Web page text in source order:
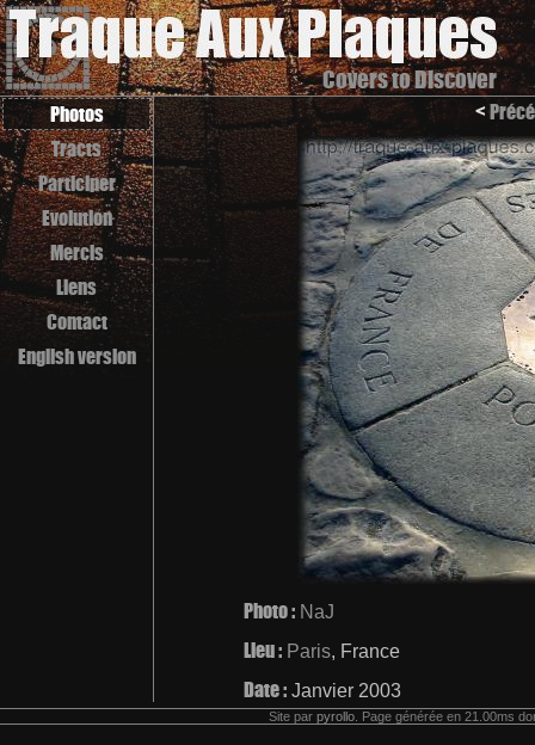
Covers to Discover
Photos
Tracts
Participer
Evolution
Mercis
Liens
Contact
English version
<
Photo : NaJ
Lieu : Paris, France
Date : Janvier 2003
Site par pyrollo . Page générée en 21.00ms